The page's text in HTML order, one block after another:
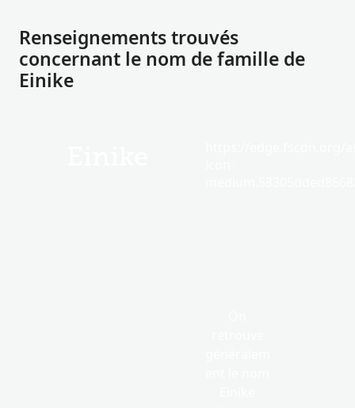
Renseignements trouvés
concernant le nom de famille de
Einike